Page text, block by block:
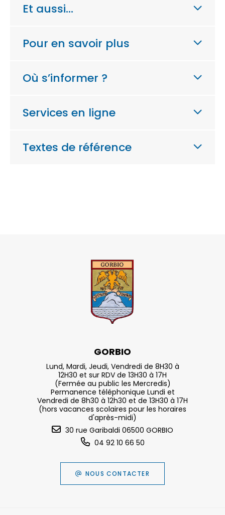
Et aussi…
Pour en savoir plus
Où s’informer ?
Services en ligne
Textes de référence
GORBIO
Lund, Mardi, Jeudi, Vendredi de 8H30 à
12H30 et sur RDV de 13H30 à 17H
(Fermée au public les Mercredis)
Permanence téléphonique Lundi et
Vendredi de 8h30 à 12h30 et de 13H30 à 17H
(hors vacances scolaires pour les horaires
d'après-midi)
30 rue Garibaldi 06500 GORBIO
04 92 10 66 50
NOUS CONTACTER